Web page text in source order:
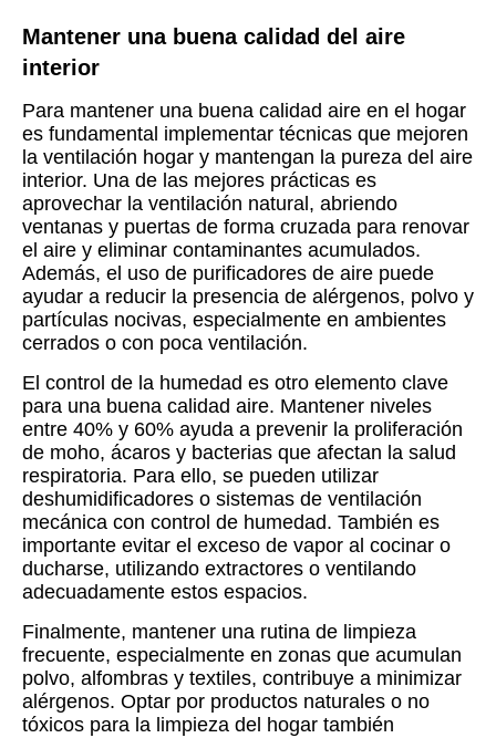
Mantener una buena calidad del aire
interior
Para mantener una buena calidad aire en el hogar
es fundamental implementar técnicas que mejoren
la ventilación hogar y mantengan la pureza del aire
interior. Una de las mejores prácticas es
aprovechar la ventilación natural, abriendo
ventanas y puertas de forma cruzada para renovar
el aire y eliminar contaminantes acumulados.
Además, el uso de purificadores de aire puede
ayudar a reducir la presencia de alérgenos, polvo y
partículas nocivas, especialmente en ambientes
cerrados o con poca ventilación.
El control de la humedad es otro elemento clave
para una buena calidad aire. Mantener niveles
entre 40% y 60% ayuda a prevenir la proliferación
de moho, ácaros y bacterias que afectan la salud
respiratoria. Para ello, se pueden utilizar
deshumidificadores o sistemas de ventilación
mecánica con control de humedad. También es
importante evitar el exceso de vapor al cocinar o
ducharse, utilizando extractores o ventilando
adecuadamente estos espacios.
Finalmente, mantener una rutina de limpieza
frecuente, especialmente en zonas que acumulan
polvo, alfombras y textiles, contribuye a minimizar
alérgenos. Optar por productos naturales o no
tóxicos para la limpieza del hogar también